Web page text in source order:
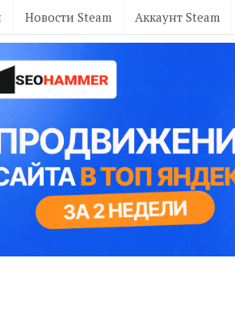
Новости Steam Аккаунт Steam